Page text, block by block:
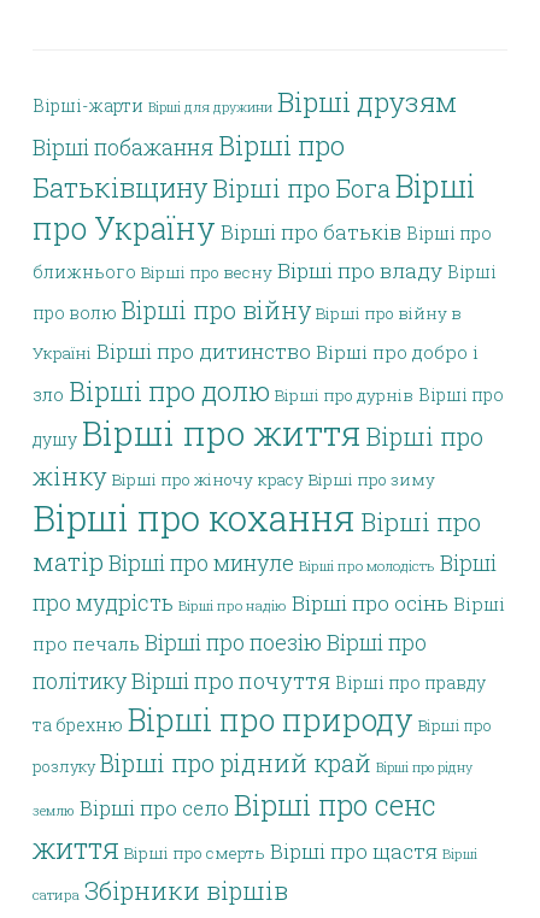
Вірші-жарти Вірші для дружини Вірші друзям
Вірші побажання Вірші про
БатьківщинуВірші про БогаВірші
про Україну Вірші про батьків Вірші про
ближнього Вірші про весну Вірші про владу Вірші
про волю Вірші про війну Вірші про війну в
Україні Вірші про дитинство Вірші про добро і
зло Вірші про долю Вірші про дурнів Вірші про
душу Вірші про життя Вірші про
жінку Вірші про жіночу красу Вірші про зиму
Вірші про кохання Вірші про
матір Вірші про минуле Вірші про молодість Вірші
про мудрість Вірші про надію Вірші про осінь Вірші
про печаль Вірші про поезію Вірші про
політикуВірші про почуття Вірші про правду
та брехню Вірші про природу Вірші про
розлуку Вірші про рідний край Вірші про рідну
землю Вірші про село Вірші про сенс
життя Вірші про смерть Вірші про щастя Вірші
сатира Збірники віршів